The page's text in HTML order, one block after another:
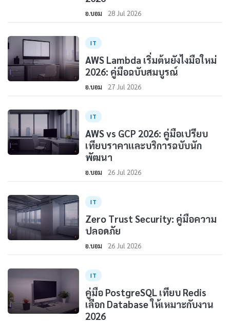
อ.บอม 28 Jul 2026
IT
AWS Lambda เริ่มต้นยังไงมือใหม่
2026: คู่มือฉบับสมบูรณ์
อ.บอม 27 Jul 2026
IT
AWS vs GCP 2026: คู่มือเปรียบ
เทียบราคาและบริการฉบับนัก
พัฒนา
อ.บอม 26 Jul 2026
IT
Zero Trust Security: คู่มือความ
ปลอดภัย
อ.บอม 26 Jul 2026
IT
คู่มือ PostgreSQL เทียบ Redis
เลือก Database ให้เหมาะกับงาน
2026